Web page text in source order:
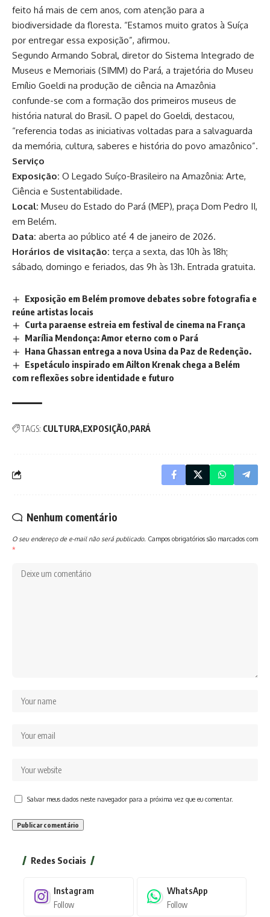
feito há mais de cem anos, com atenção para a
biodiversidade da floresta. “Estamos muito gratos à Suíça
por entregar essa exposição”, afirmou.
Segundo Armando Sobral, diretor do Sistema Integrado de
Museus e Memoriais (SIMM) do Pará, a trajetória do Museu
Emílio Goeldi na produção de ciência na Amazônia
confunde-se com a formação dos primeiros museus de
história natural do Brasil. O papel do Goeldi, destacou,
“referencia todas as iniciativas voltadas para a salvaguarda
da memória, cultura, saberes e história do povo amazônico”.
Serviço
Exposição: O Legado Suíço-Brasileiro na Amazônia: Arte,
Ciência e Sustentabilidade.
Local: Museu do Estado do Pará (MEP), praça Dom Pedro II,
em Belém.
Data: aberta ao público até 4 de janeiro de 2026.
Horários de visitação: terça a sexta, das 10h às 18h;
sábado, domingo e feriados, das 9h às 13h. Entrada gratuita.
Exposição em Belém promove debates sobre fotografia e
reúne artistas locais
Curta paraense estreia em festival de cinema na França
Marília Mendonça: Amor eterno com o Pará
Hana Ghassan entrega a nova Usina da Paz de Redenção.
Espetáculo inspirado em Ailton Krenak chega a Belém
com reflexões sobre identidade e futuro
TAGS: CULTURA EXPOSIÇÃO PARÁ
Nenhum comentário
O seu endereço de e-mail não será publicado. Campos obrigatórios são marcados com
*
Salvar meus dados neste navegador para a próxima vez que eu comentar.
Redes Sociais
Instagram
Follow
WhatsApp
Follow